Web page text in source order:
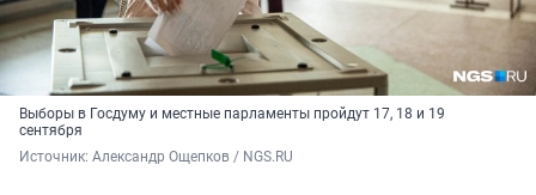
Выборы в Госдуму и местные парламенты пройдут 17, 18 и 19
сентября
Источник: Александр Ощепков / NGS.RU